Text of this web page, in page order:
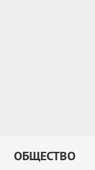
ОБЩЕСТВО